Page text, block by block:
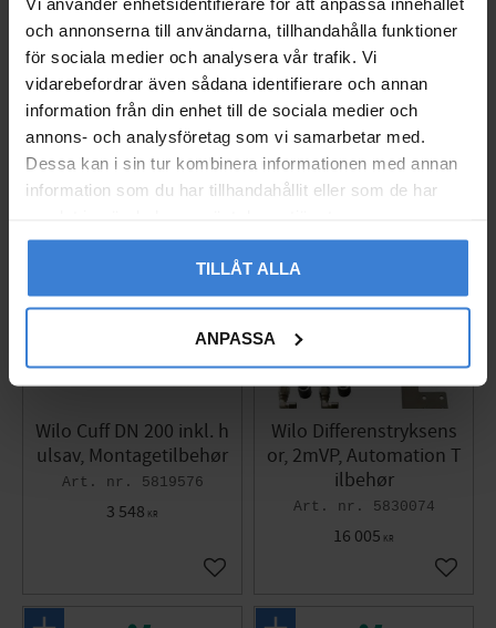
och annonserna till användarna, tillhandahålla funktioner
för sociala medier och analysera vår trafik. Vi
vidarebefordrar även sådana identifierare och annan
information från din enhet till de sociala medier och
annons- och analysföretag som vi samarbetar med.
Dessa kan i sin tur kombinera informationen med annan
information som du har tillhandahållit eller som de har
TILLÅT ALLA
ANPASSA
ør
5819578
2 138KR
Gem som favorit
ør
5819579
2 303
Wilo Cuff DN 200 inkl. h
ulsav, Montagetilbehør
5819576
3 548 KR
Gem som favorit
Wilo Differenstryksens
or, 2mVP, Automation T
ilbehør
5830074
16 005 KR
Gem